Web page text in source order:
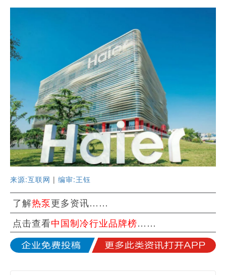
来源:互联网 | 编审:王钰
了解热泵更多资讯……
点击查看中国制冷行业品牌榜……